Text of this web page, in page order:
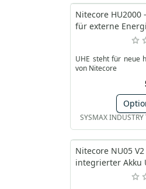
Nitecore HU2000
für externe
UHE steht für neue
von Nitecore
SYSMAX
Nitecore NU05
integrierter Akku